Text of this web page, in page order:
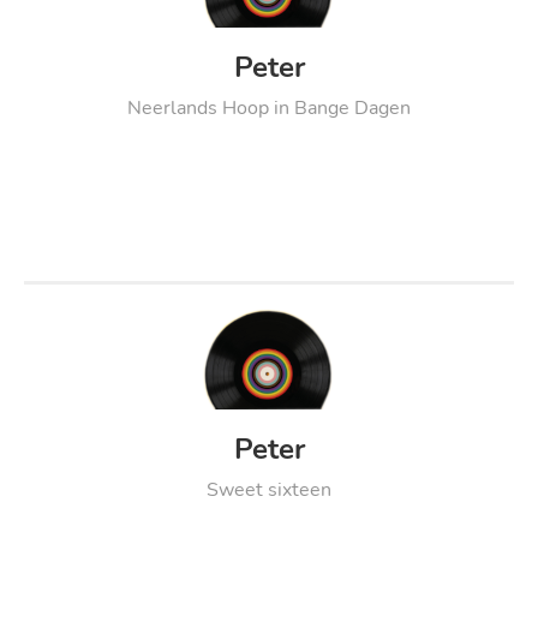
Peter
Neerlands Hoop in Bange Dagen
Peter
Sweet sixteen